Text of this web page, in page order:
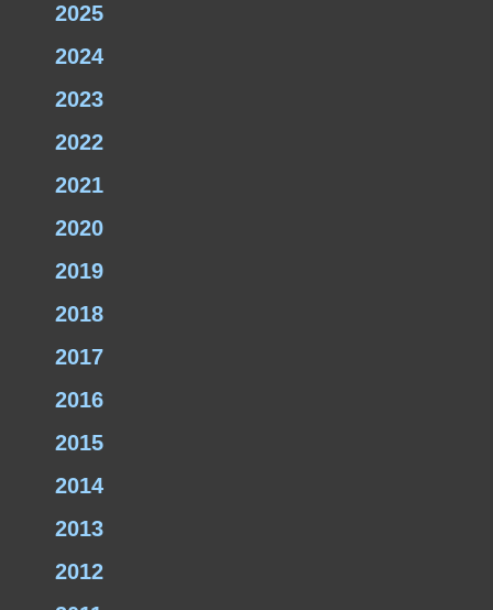
2025
2024
2023
2022
2021
2020
2019
2018
2017
2016
2015
2014
2013
2012